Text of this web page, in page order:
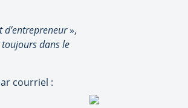
»,
dans le
courriel :